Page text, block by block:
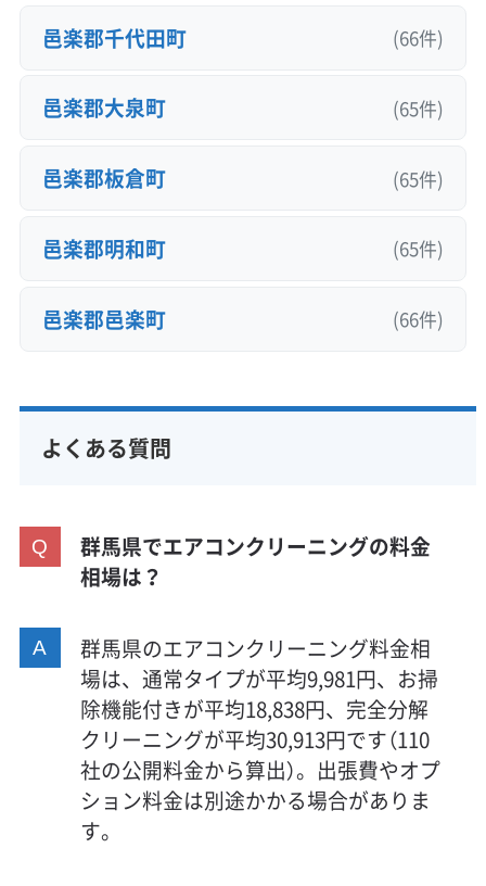
邑楽郡千代田町 (66件)
邑楽郡大泉町 (65件)
邑楽郡板倉町 (65件)
邑楽郡明和町 (65件)
邑楽郡邑楽町 (66件)
よくある質問
群馬県でエアコンクリーニングの料金
相場は？
群馬県のエアコンクリーニング料金相
場は、通常タイプが平均9,981円、お掃
除機能付きが平均18,838円、完全分解
クリーニングが平均30,913円です（110
社の公開料金から算出）。出張費やオプ
ション料金は別途かかる場合がありま
す。